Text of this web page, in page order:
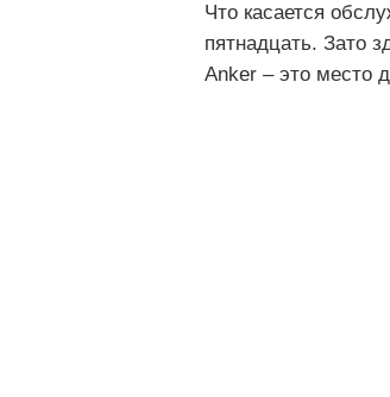
Что касается
пятнадцать. Зато
Anker – это место